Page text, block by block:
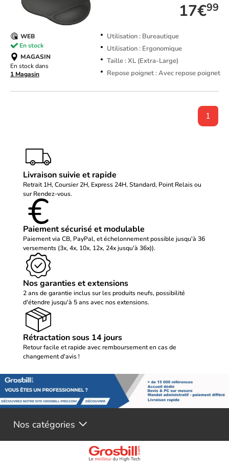
17€99
Utilisation : Bureautique
Utilisation : Ergonomique
Taille : XL (Extra-Large)
Repose poignet : Avec repose poignet
WEB
En stock
MAGASIN
En stock dans
1 Magasin
1
Livraison suivie et rapide
Retrait 1H, Coursier 2H, Express 24H, Standard, Point Relais ou
sur Rendez-vous.
Paiement sécurisé et modulable
Paiement via CB, PayPal, et échelonnement possible jusqu'à 36
versements (3x, 4x, 10x, 12x, 24x jusqu'à 36x)).
Nos garanties et extensions
2 ans de garantie inclus sur les produits neufs, possibilité
d'étendre jusqu'à 5 ans avec nos extensions.
Rétractation sous 14 jours
Retour facile et rapide avec remboursement en cas de
changement d'avis !
Nos catégories